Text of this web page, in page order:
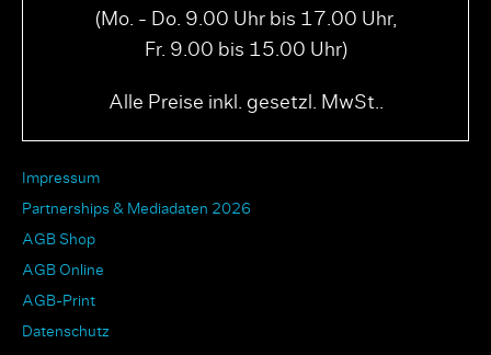
(Mo. - Do. 9.00 Uhr bis 17.00 Uhr,
Fr. 9.00 bis 15.00 Uhr)
Alle Preise inkl. gesetzl. MwSt..
Impressum
Partnerships & Mediadaten 2026
AGB Shop
AGB Online
AGB-Print
Datenschutz